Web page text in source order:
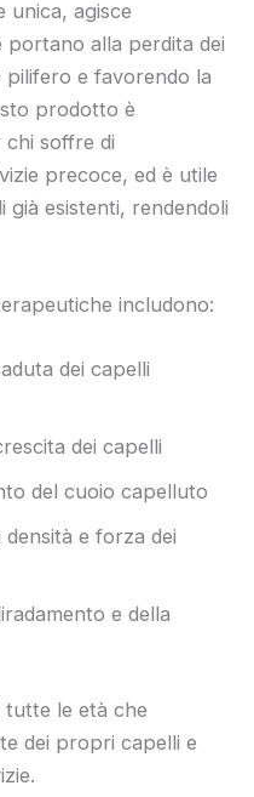
unica, agisce
portano alla perdita dei
e favorendo la
prodotto è
soffre di
precoce, ed è utile
esistenti, rendendoli
includono:
dei capelli
dei capelli
del cuoio capelluto
e forza dei
e della
tutte le età che
dei propri capelli e